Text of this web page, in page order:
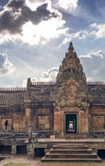
ประเทศเวียดนา
รเป็นอาณานิคมข